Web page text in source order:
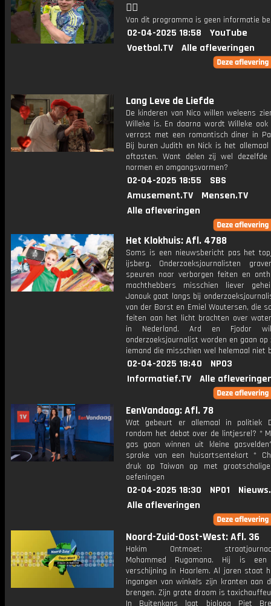
😵‍💫
Van dit programma is geen informatie
02-04-2025 18:58
YouTube
Voetbal.TV
Alle afleveringen
Lang Leve de Liefde
De kinderen van Nico willen weleens
Willeke is. En daarna wordt Willeke ook
verrast met een romantisch diner in
Bij buren Judith en Nick is het allemaal
aftasten. Want delen zij wel dezelfde
normen en omgangsvormen?
02-04-2025 18:55
SBS
Amusement.TV
Mensen.TV
Alle afleveringen
Het Klokhuis: Afl. 4788
Soms is een nieuwsbericht pas het
ijsberg. Onderzoeksjournalisten
speuren naar verborgen feiten en
machthebbers misschien liever
Janouk gaat langs bij
van der Borst en Emiel Woutersen, die
feiten aan het licht brachten over
in Nederland. Ard en Fjodor
onderzoeksjournalist worden en gaan op
iemand die misschien wel helemaal niet
02-04-2025 18:40
NPO3
Informatief.TV
Alle
EenVandaag: Afl. 78
Wat gebeurt er allemaal in politiek
rondom het debat over de lintjesrel? *
gas gaan winnen uit kleine
sprake van een huisartsentekort *
druk op Taiwan op met
oefeningen
02-04-2025 18:30 NPO1
Alle afleveringen
Noord-Zuid-Oost-West: Afl. 36
Hakim Ontmoet:
Mohammed Rugamana. Hij is een
verschijning in Haarlem. Al jaren staat
ingangen van winkels zijn kranten aan
brengen. Zijn grote droom is
In Buitenkans laat bioloog Piet